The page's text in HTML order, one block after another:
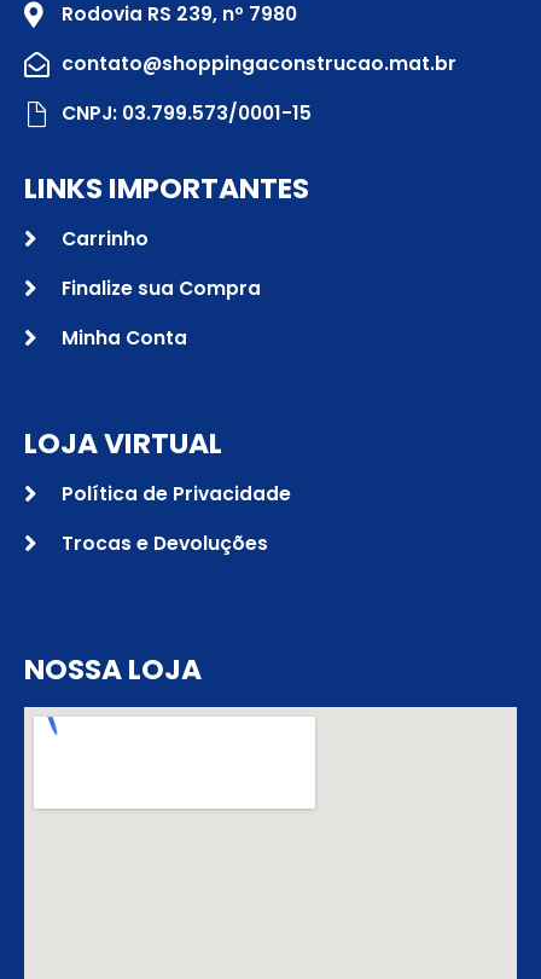
Rodovia RS 239, nº 7980
contato@shoppingaconstrucao.mat.br
CNPJ: 03.799.573/0001-15
LINKS IMPORTANTES
Carrinho
Finalize sua Compra
Minha Conta
LOJA VIRTUAL
Política de Privacidade
Trocas e Devoluções
NOSSA LOJA